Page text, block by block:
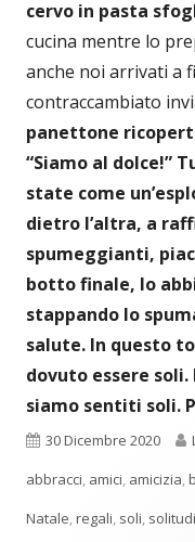
cervo in pasta
cucina mentre lo
anche noi arrivati a
contraccambiato
panettone
“Siamo al dolce!”
state come
dietro l’altra, a
spumeggianti,
botto finale, lo
stappando lo
salute. In questo
dovuto essere soli.
siamo sentiti soli.
Pubblicato
30 Dicembre 2020
abbracci, amici, amicizia,
Natale,regali, soli,